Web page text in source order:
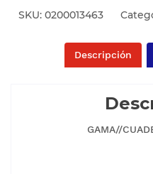
SKU: 0200013463
Descripción
GAMA//